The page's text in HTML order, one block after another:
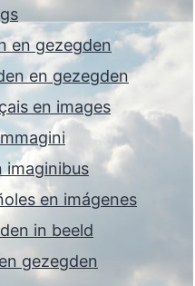
en gezegden
en gezegden
en images
imaginibus
en imágenes
in beeld
gezegden